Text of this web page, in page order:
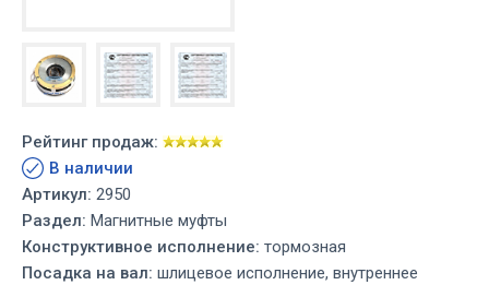
Рейтинг продаж:
В наличии
Артикул: 2950
Раздел: Магнитные муфты
Конструктивное исполнение: тормозная
Посадка на вал: шлицевое исполнение, внутреннее